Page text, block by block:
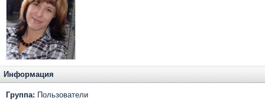
Информация
Группа: Пользователи